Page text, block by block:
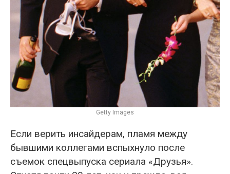
Getty Images
Если верить инсайдерам, пламя между
бывшими коллегами вспыхнуло после
съемок спецвыпуска сериала «Друзья».